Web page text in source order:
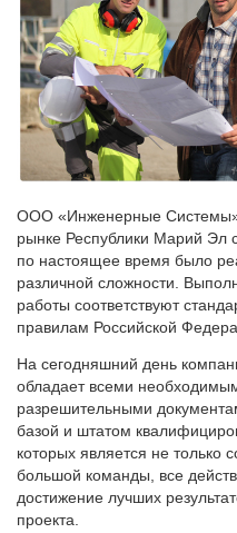
ООО «Инженерные Системы»
рынке Республики Марий Эл
по настоящее время было
различной сложности.
работы соответствуют
правилам Российской
На сегодняшний день
обладает всеми
разрешительными
базой и штатом
которых является не только
большой команды, все
достижение лучших
проекта.